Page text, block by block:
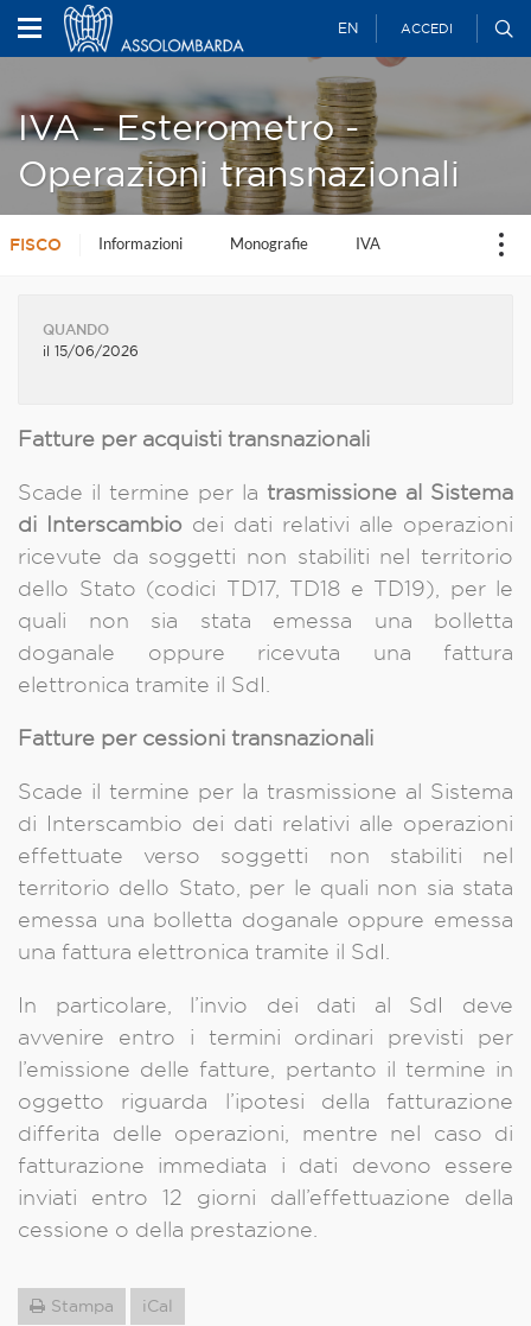
EN ACCEDI
IVA - Esterometro -
Operazioni transnazionali
FISCO Informazioni Monografie IVA
QUANDO
il 15/06/2026
Fatture per acquisti transnazionali
Scade il termine per la trasmissione al Sistema
di Interscambio dei dati relativi alle operazioni
ricevute da soggetti non stabiliti nel territorio
dello Stato (codici TD17, TD18 e TD19), per le
quali non sia stata emessa una bolletta
doganale oppure ricevuta una fattura
elettronica tramite il SdI.
Fatture per cessioni transnazionali
Scade il termine per la trasmissione al Sistema
di Interscambio dei dati relativi alle operazioni
effettuate verso soggetti non stabiliti nel
territorio dello Stato, per le quali non sia stata
emessa una bolletta doganale oppure emessa
una fattura elettronica tramite il SdI.
In particolare, l’invio dei dati al SdI deve
avvenire entro i termini ordinari previsti per
l’emissione delle fatture, pertanto il termine in
oggetto riguarda l’ipotesi della fatturazione
differita delle operazioni, mentre nel caso di
fatturazione immediata i dati devono essere
inviati entro 12 giorni dall’effettuazione della
cessione o della prestazione.
Stampa iCal